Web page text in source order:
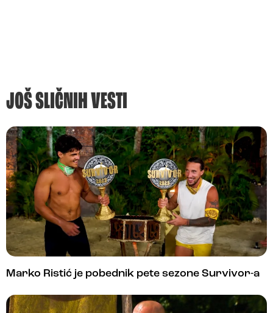
JOŠ SLIČNIH VESTI
Marko Ristić je pobednik pete sezone Survivor-a